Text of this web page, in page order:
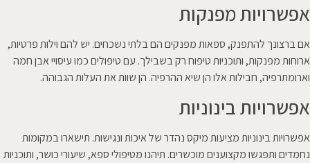
אפשרויות מפנקות
אם ברצונך להתפנק, ספאות מפנקים הם בלתי נשכחים. יש להם וילות פרטיות,
ארוחות מפנקות, ותוכניות טיפוח רק בשבילך. עם טיפולים כמו עיסויי אבן חמה
וארומתרפיה, חבילות אלו הן שיא ההרפיה. הן שוות את העלות הגבוהה.
אפשרויות בינוניות
אפשרויות בינוניות מציעות מיקס נהדר של איכות ונגישות. תישארו במקומות
נחמדים ותפגשו מקצוענים מוכשרים. תיהנו מטיפולי ספא, שיעורי כושר, ותוכניות